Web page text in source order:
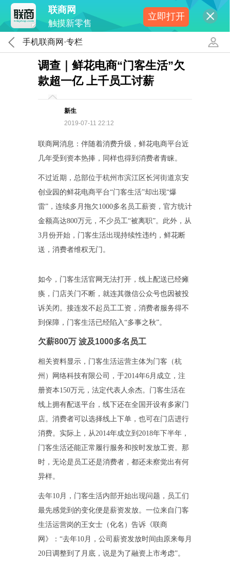
联商网
触摸新零售
立即打开
手机联商网·专栏
调查｜鲜花电商“门客生活”欠
款超一亿 上千员工讨薪
新生
2019-07-11 22:12
联商网消息：伴随着消费升级，鲜花电商平台近
几年受到资本热捧，同样也得到消费者青睐。
不过近期，总部位于杭州市滨江区长河街道京安
创业园的鲜花电商平台“门客生活”却出现“爆
雷”，连续多月拖欠1000多名员工薪资，官方统计
金额高达800万元，不少员工“被离职”。此外，从
3月份开始，门客生活出现持续性违约，鲜花断
送，消费者维权无门。
如今，门客生活官网无法打开，线上配送已经瘫
痪，门店关门不断，就连其微信公众号也因被投
诉关闭。接连发不起员工工资，消费者服务得不
到保障，门客生活已经陷入“多事之秋”。
欠薪800万 波及1000多名员工
相关资料显示，门客生活运营主体为门客（杭
州）网络科技有限公司，于2014年6月成立，注
册资本150万元，法定代表人余杰。门客生活在
线上拥有配送平台，线下还在全国开设有多家门
店。消费者可以选择线上下单，也可在门店进行
消费。实际上，从2014年成立到2018年下半年，
门客生活还能正常履行服务和按时发放工资。那
时，无论是员工还是消费者，都还未察觉出有何
异样。
去年10月，门客生活内部开始出现问题，员工们
最先感觉到的变化便是薪资发放。一位来自门客
生活运营岗的王女士（化名）告诉《联商
网》：“去年10月，公司薪资发放时间由原来每月
20日调整到了月底，说是为了融资上市考虑”。